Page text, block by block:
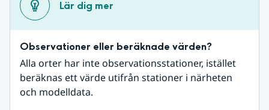
Lär dig mer
Observationer eller beräknade värden?
Alla orter har inte observationsstationer, istället
beräknas ett värde utifrån stationer i närheten
och modelldata.